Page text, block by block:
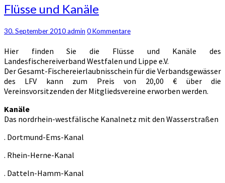
Flüsse
und
Flüsse und Kanäle
30. September 2010admin Kommentare
0 Kommentare
Hier finden Sie die Flüsse und Kanäle des
Landesfischereiverband Westfalen und Lippe e.V.
Der Gesamt-Fischereierlaubnisschein für die Verbandsgewässer
des LFV kann zum Preis von 20,00 € über die
Vereinsvorsitzenden der Mitgliedsvereine erworben werden.
Kanäle
Das nordrhein-westfälische Kanalnetz mit den Wasserstraßen
. Dortmund-Ems-Kanal
. Rhein-Herne-Kanal
. Datteln-Hamm-Kanal